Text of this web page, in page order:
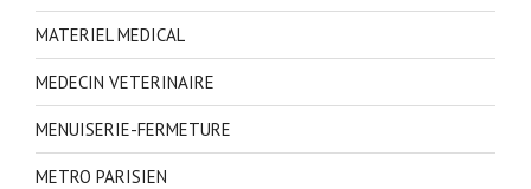
MATERIEL MEDICAL
MEDECIN VETERINAIRE
MENUISERIE-FERMETURE
METRO PARISIEN